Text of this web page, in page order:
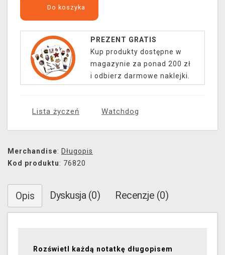
Do koszyka
PREZENT GRATIS
Kup produkty dostępne w
magazynie za ponad 200 zł
i odbierz darmowe naklejki.
Lista życzeń Watchdog
Merchandise: Długopis
Kod produktu: 76820
Opis Dyskusja (0) Recenzje (0)
Rozświetl każdą notatkę długopisem